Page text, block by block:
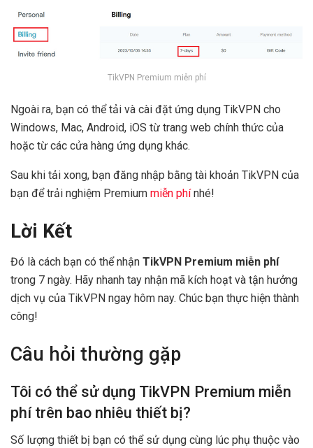
TikVPN Premium miễn phí
Ngoài ra, bạn có thể tải và cài đặt ứng dụng TikVPN cho
Windows, Mac, Android, iOS từ trang web chính thức của
hoặc từ các cửa hàng ứng dụng khác.
Sau khi tải xong, bạn đăng nhập bằng tài khoản TikVPN của
bạn để trải nghiệm Premium miễn phínhé!
Lời Kết
Đó là cách bạn có thể nhận TikVPN Premium miễn phí
trong 7 ngày. Hãy nhanh tay nhận mã kích hoạt và tận hưởng
dịch vụ của TikVPN ngay hôm nay. Chúc bạn thực hiện thành
công!
Câu hỏi thường gặp
Tôi có thể sử dụng TikVPN Premium miễn
phí trên bao nhiêu thiết bị?
Số lượng thiết bị bạn có thể sử dụng cùng lúc phụ thuộc vào